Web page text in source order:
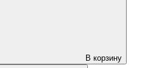
В корзину